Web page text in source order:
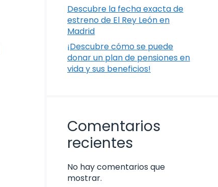
Descubre la fecha exacta de
estreno de El Rey León en
Madrid
¡Descubre cómo se puede
donar un plan de pensiones en
vida y sus beneficios!
Comentarios
recientes
No hay comentarios que
mostrar.